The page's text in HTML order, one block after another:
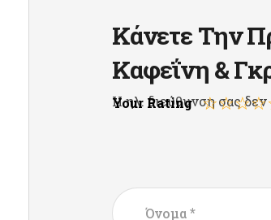
Κάνετε Την
Καφεΐνη &
Η ηλ. διεύθυνση σας δεν
Όνομα*
Your Rating